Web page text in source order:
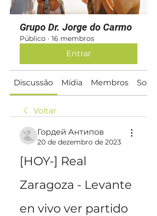
Grupo Dr. Jorge do Carmo
Público · 16 membros
Entrar
Discussão Mídia Membros Sobre
Voltar
Гордей Антипов
20 de dezembro de 2023
[HOY-] Real
Zaragoza - Levante
en vivo ver partido